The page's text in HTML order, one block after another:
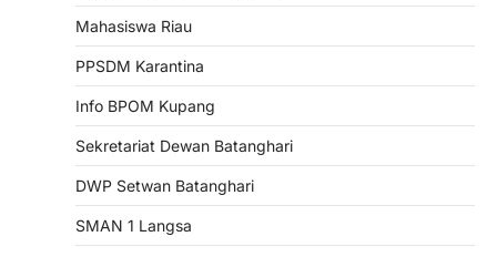
Mahasiswa Riau
PPSDM Karantina
Info BPOM Kupang
Sekretariat Dewan Batanghari
DWP Setwan Batanghari
SMAN 1 Langsa